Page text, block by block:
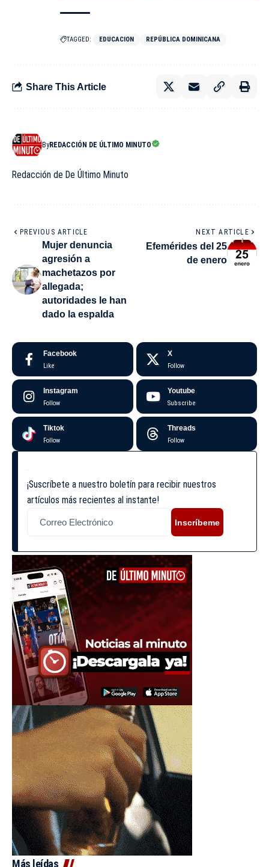
TAGGED: EDUCACION REPÚBLICA DOMINICANA
Share This Article
ByREDACCIÓN DE ÚLTIMO MINUTO
Redacción de De Último Minuto
PREVIOUS ARTICLE
Mujer denuncia
agresión a
machetazos por
allegada;
autoridades le han
dado la espalda
NEXT ARTICLE
Efemérides del 25
de enero
Facebook
Like
X
Follow
Instagram
Follow
Youtube
Subscribe
Tiktok
Follow
Threads
Follow
¡Suscríbete a nuestro boletín para recibir nuestros
artículos más recientes al instante!
Inscríbeme
Más leídas